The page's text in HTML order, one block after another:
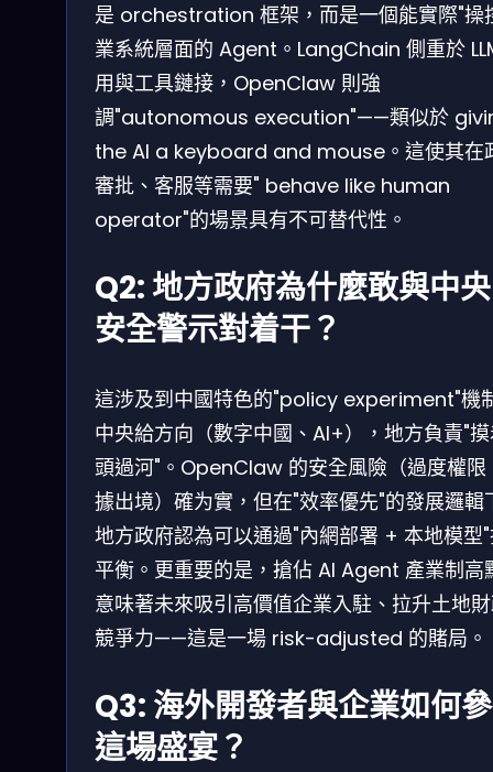
是 orchestration 框架，而是一個能實際"操
業系統層面的 Agent。LangChain 側重於
用與工具鏈接，OpenClaw 則強
調"autonomous execution"——類似於
the AI a keyboard and mouse。這使其在
審批、客服等需要" behave like human
operator"的場景具有不可替代性。
Q2: 地方政府為什麼敢與中
安全警示對着干？
這涉及到中國特色的"policy experiment"機
中央給方向（數字中國、AI+），地方負責"
頭過河"。OpenClaw 的安全風險（過度權限
據出境）確为實，但在"效率優先"的發展邏輯
地方政府認為可以通過"內網部署 + 本地模型
平衡。更重要的是，搶佔 AI Agent 產業制高
意味著未來吸引高價值企業入駐、拉升土地
競爭力——這是一場 risk-adjusted 的賭局。
Q3: 海外開發者與企業如何
這場盛宴？